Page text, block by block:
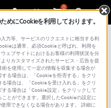
0
合わせ
: 2025/03/11
いが、LINKラン
めにCookieを利用しております。
力等、サービスのリクエストに相当する利
は通常、必須Cookieと呼ばれ、利用を
ェブサイトにおけるお客様の利用状況を分
りカスタマイズされたサービス・広告を提
を使用して一定の情報を収集する場合が
る場合は、「Cookieを拒否する」をクリ
場合は、「Cookieを受け入れる」をクリ
る場合は「Cookie設定」をクリックして
とができます。選択したCookieの設定に
用できなくなる場合があります。 詳細に